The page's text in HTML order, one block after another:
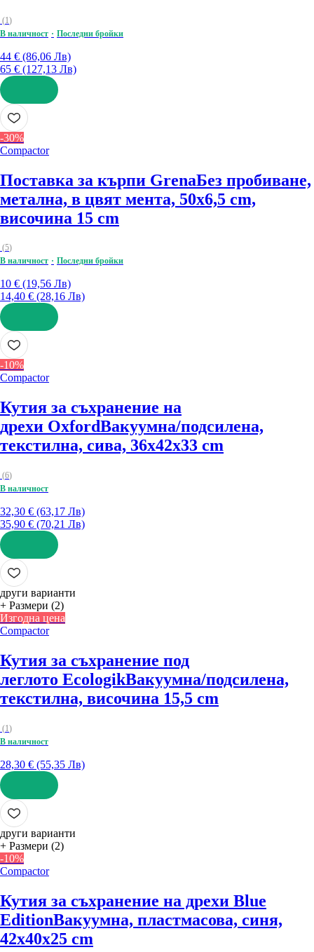
(1)
В наличност
Последни бройки
44 € (86,06 Лв)
65 € (127,13 Лв)
ДОБАВИ
-30%
Compactor
Поставка за кърпи GrenaБез пробиване,
метална, в цвят мента, 50x6,5 cm,
височина 15 cm
(5)
В наличност
Последни бройки
10 € (19,56 Лв)
14,40 € (28,16 Лв)
ДОБАВИ
-10%
Compactor
Кутия за съхранение на
дрехи OxfordВакуумна/подсилена,
текстилна, сива, 36x42x33 cm
(6)
В наличност
32,30 € (63,17 Лв)
35,90 € (70,21 Лв)
ДОБАВИ
други варианти
+ Размери (2)
Изгодна цена
Compactor
Кутия за съхранение под
леглото EcologikВакуумна/подсилена,
текстилна, височина 15,5 cm
(1)
В наличност
28,30 € (55,35 Лв)
ДОБАВИ
други варианти
+ Размери (2)
-10%
Compactor
Кутия за съхранение на дрехи Blue
EditionВакуумна, пластмасова, синя,
42x40x25 cm